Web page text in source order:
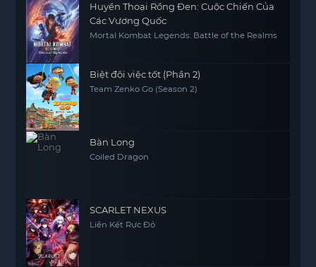
Huyền Thoại Rồng Đen: Cuộc Chiến Của
Các Vương Quốc
Mortal Kombat Legends: Battle of the Realms
Biệt đội việc tốt (Phần 2)
Team Zenko Go (Season 2)
Bàn Long
Coiled Dragon
SCARLET NEXUS
Liên Kết Rực Đỏ